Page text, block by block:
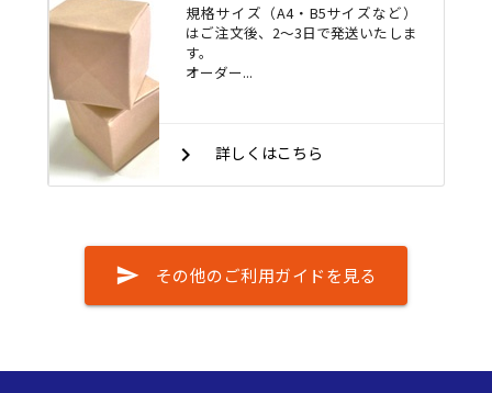
規格サイズ（A4・B5サイズなど）
はご注文後、2～3日で発送いたしま
す。
オーダー...
keyboard_arrow_right 詳しくはこちら
send その他のご利用ガイドを見る